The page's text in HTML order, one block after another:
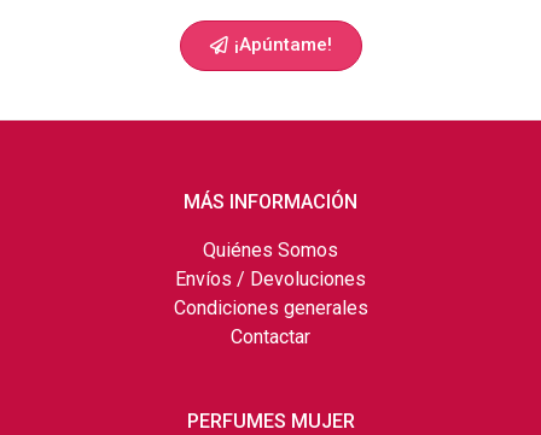
¡Apúntame!
MÁS INFORMACIÓN
Quiénes Somos
Envíos / Devoluciones
Condiciones generales
Contactar
PERFUMES MUJER